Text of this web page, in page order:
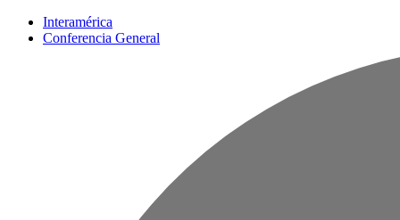
Interamérica
Conferencia General